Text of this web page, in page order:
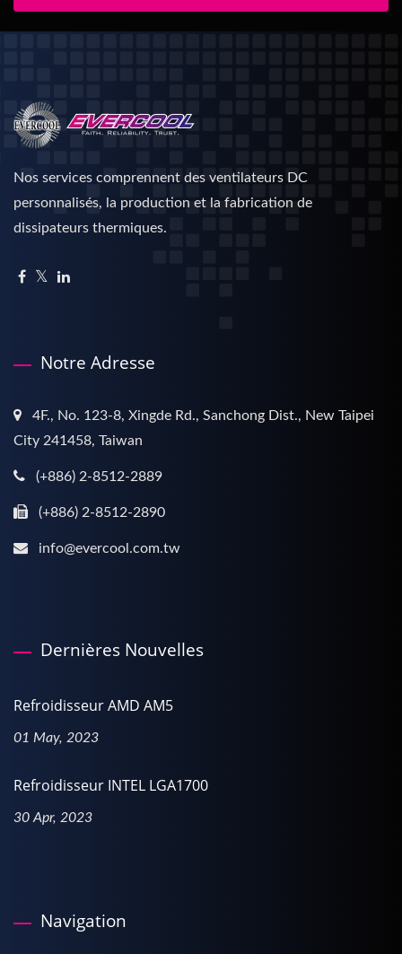
Nos services comprennent des ventilateurs DC
personnalisés, la production et la fabrication de
dissipateurs thermiques.
Notre Adresse
4F., No. 123-8, Xingde Rd., Sanchong Dist., New Taipei
City 241458, Taiwan
(+886) 2-8512-2889
(+886) 2-8512-2890
info@evercool.com.tw
Dernières Nouvelles
Refroidisseur AMD AM5
01 May, 2023
Refroidisseur INTEL LGA1700
30 Apr, 2023
Navigation